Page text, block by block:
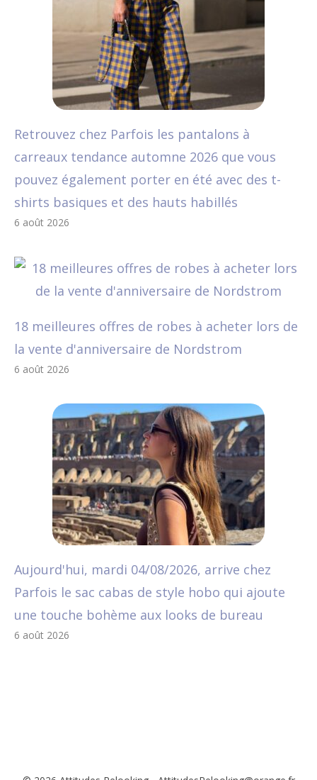
Retrouvez chez Parfois les pantalons à
carreaux tendance automne 2026 que vous
pouvez également porter en été avec des t-
shirts basiques et des hauts habillés
6 août 2026
18 meilleures offres de robes à acheter lors de
la vente d'anniversaire de Nordstrom
6 août 2026
Aujourd'hui, mardi 04/08/2026, arrive chez
Parfois le sac cabas de style hobo qui ajoute
une touche bohème aux looks de bureau
6 août 2026